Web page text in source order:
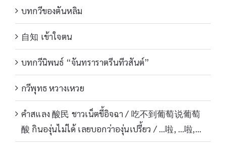
บทกวีของตันหลิม
自知 เข้าใจตน
บทกวีนิพนธ์ “จันทราราตรีนทีวสันต์”
กวีพุทธ หวางเหวย
คำสแลง 酸民 ชาวเน็ตขี้อิจฉา / 吃不到葡萄说葡萄
酸 กินองุ่นไม่ได้ เลยบอกว่าองุ่นเปรี้ยว / …啦, …啦,…